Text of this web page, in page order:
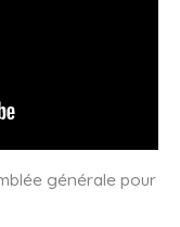
générale pour